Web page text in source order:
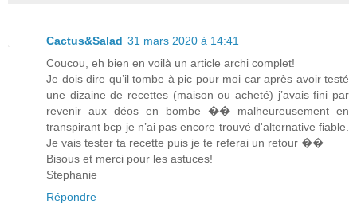
Cactus&Salad 31 mars 2020 à 14:41
Coucou, eh bien en voilà un article archi complet!
Je dois dire qu’il tombe à pic pour moi car après avoir testé
une dizaine de recettes (maison ou acheté) j’avais fini par
revenir aux déos en bombe �� malheureusement en
transpirant bcp je n’ai pas encore trouvé d'alternative fiable.
Je vais tester ta recette puis je te referai un retour ��
Bisous et merci pour les astuces!
Stephanie
Répondre